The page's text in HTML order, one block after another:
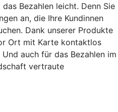
Bezahlen leicht. Denn Sie
an, die Ihre Kundinnen
Dank unserer Produkte
Ort mit Karte kontaktlos
auch für das Bezahlen im
vertraute